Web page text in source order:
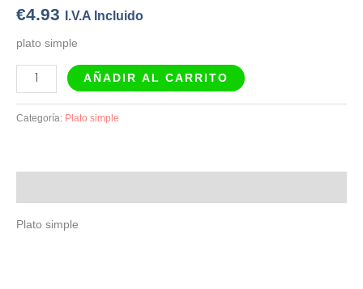
€4.93 I.V.A Incluido
plato simple
AÑADIR AL CARRITO
Categoría: Plato simple
Plato simple